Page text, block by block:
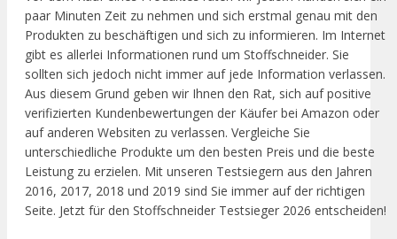
paar Minuten Zeit zu nehmen und sich erstmal genau mit den
Produkten zu beschäftigen und sich zu informieren. Im Internet
gibt es allerlei Informationen rund um Stoffschneider. Sie
sollten sich jedoch nicht immer auf jede Information verlassen.
Aus diesem Grund geben wir Ihnen den Rat, sich auf positive
verifizierten Kundenbewertungen der Käufer bei Amazon oder
auf anderen Websiten zu verlassen. Vergleiche Sie
unterschiedliche Produkte um den besten Preis und die beste
Leistung zu erzielen. Mit unseren Testsiegern aus den Jahren
2016, 2017, 2018 und 2019 sind Sie immer auf der richtigen
Seite. Jetzt für den Stoffschneider Testsieger 2026 entscheiden!